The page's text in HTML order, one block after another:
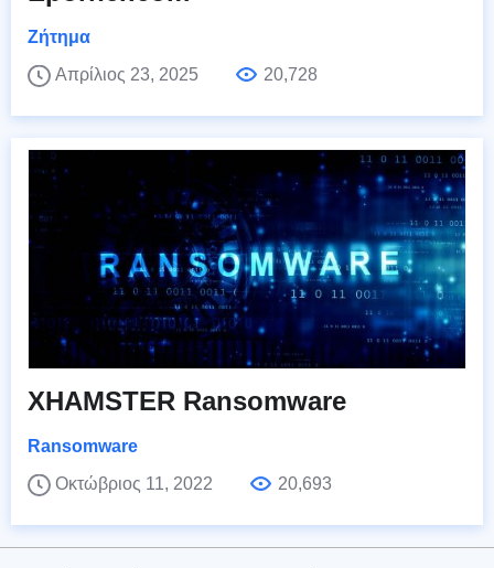
Ζήτημα
Απρίλιος 23, 2025
20,728
XHAMSTER Ransomware
Ransomware
Οκτώβριος 11, 2022
20,693